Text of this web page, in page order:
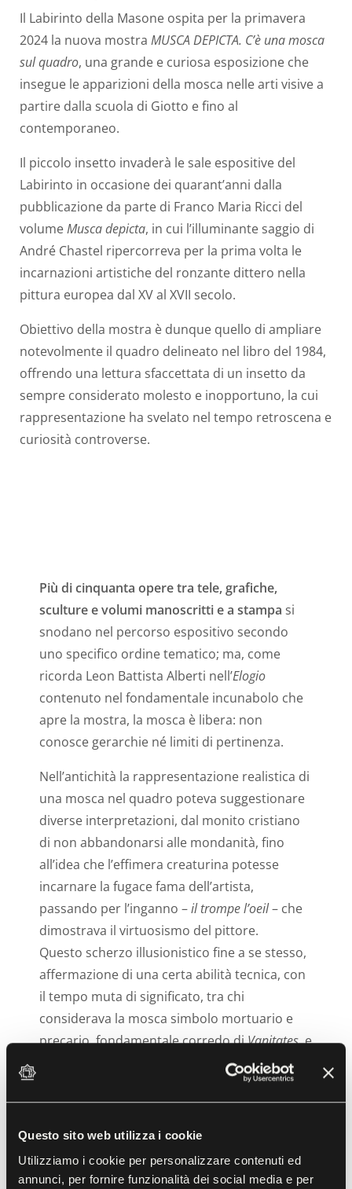
Questo sito web utilizza i cookie
Utilizziamo i cookie per personalizzare contenuti ed
annunci, per fornire funzionalità dei social media e per
Il Labirinto della Masone ospita per la primavera
2024 la nuova mostra MUSCA DEPICTA. C’è una mosca
sul quadro, una grande e curiosa esposizione che
insegue le apparizioni della mosca nelle arti visive a
partire dalla scuola di Giotto e fino al
contemporaneo.
Il piccolo insetto invaderà le sale espositive del
Labirinto in occasione dei quarant’anni dalla
pubblicazione da parte di Franco Maria Ricci del
volumeMusca depicta, in cui l’illuminante saggio di
André Chastel ripercorreva per la prima volta le
incarnazioni artistiche del ronzante dittero nella
pittura europea dal XV al XVII secolo.
Obiettivo della mostra è dunque quello di ampliare
notevolmente il quadro delineato nel libro del 1984,
offrendo una lettura sfaccettata di un insetto da
sempre considerato molesto e inopportuno, la cui
rappresentazione ha svelato nel tempo retroscena e
curiosità controverse.
Più di cinquanta opere tra tele, grafiche,
sculture e volumi manoscritti e a stampa si
snodano nel percorso espositivo secondo
uno specifico ordine tematico; ma, come
ricorda Leon Battista Alberti nell’Elogio
contenuto nel fondamentale incunabolo che
apre la mostra, la mosca è libera: non
conosce gerarchie né limiti di pertinenza.
Nell’antichità la rappresentazione realistica di
una mosca nel quadro poteva suggestionare
diverse interpretazioni, dal monito cristiano
di non abbandonarsi alle mondanità, fino
all’idea che l’effimera creaturina potesse
incarnare la fugace fama dell’artista,
passando per l’inganno –il trompe l’oeil– che
dimostrava il virtuosismo del pittore.
Questo scherzo illusionistico fine a se stesso,
affermazione di una certa abilità tecnica, con
il tempo muta di significato, tra chi
considerava la mosca simbolo mortuario e
precario, fondamentale corredo diVanitates, e
chi invece un insetto come tanti, trovatosi a
dover competere nelle nature morte con le
più attraenti farfalle.
La (sincera?) simpatia nei confronti della
mosca da parte dell’Alberti – che arriva ad
affermare: “E quindi di gran lunga sono